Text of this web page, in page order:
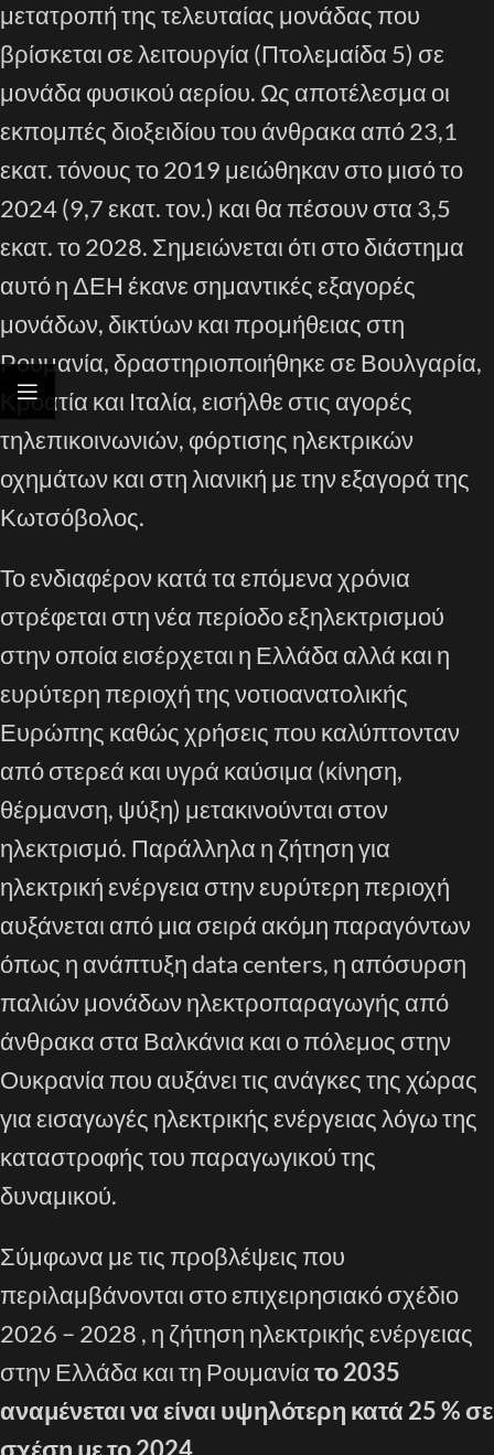
μετατροπή της τελευταίας μονάδας που
βρίσκεται σε λειτουργία (Πτολεμαίδα 5) σε
μονάδα φυσικού αερίου. Ως αποτέλεσμα οι
εκπομπές διοξειδίου του άνθρακα από 23,1
εκατ. τόνους το 2019 μειώθηκαν στο μισό το
2024 (9,7 εκατ. τον.) και θα πέσουν στα 3,5
εκατ. το 2028. Σημειώνεται ότι στο διάστημα
αυτό η ΔΕΗ έκανε σημαντικές εξαγορές
μονάδων, δικτύων και προμήθειας στη
Ρουμανία, δραστηριοποιήθηκε σε Βουλγαρία,
Κροατία και Ιταλία, εισήλθε στις αγορές
τηλεπικοινωνιών, φόρτισης ηλεκτρικών
οχημάτων και στη λιανική με την εξαγορά της
Κωτσόβολος.
Το ενδιαφέρον κατά τα επόμενα χρόνια
στρέφεται στη νέα περίοδο εξηλεκτρισμού
στην οποία εισέρχεται η Ελλάδα αλλά και η
ευρύτερη περιοχή της νοτιοανατολικής
Ευρώπης καθώς χρήσεις που καλύπτονταν
από στερεά και υγρά καύσιμα (κίνηση,
θέρμανση, ψύξη) μετακινούνται στον
ηλεκτρισμό. Παράλληλα η ζήτηση για
ηλεκτρική ενέργεια στην ευρύτερη περιοχή
αυξάνεται από μια σειρά ακόμη παραγόντων
όπως η ανάπτυξη data centers, η απόσυρση
παλιών μονάδων ηλεκτροπαραγωγής από
άνθρακα στα Βαλκάνια και ο πόλεμος στην
Ουκρανία που αυξάνει τις ανάγκες της χώρας
για εισαγωγές ηλεκτρικής ενέργειας λόγω της
καταστροφής του παραγωγικού της
δυναμικού.
Σύμφωνα με τις προβλέψεις που
περιλαμβάνονται στο επιχειρησιακό σχέδιο
2026 – 2028 , η ζήτηση ηλεκτρικής ενέργειας
στην Ελλάδα και τη Ρουμανίατο 2035
αναμένεται να είναι υψηλότερη κατά 25 % σε
σχέση με το 2024.